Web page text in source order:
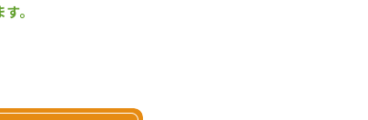
ツリー等の種子生産
２年間かけて木育の
（2023年４月１日取材）
。